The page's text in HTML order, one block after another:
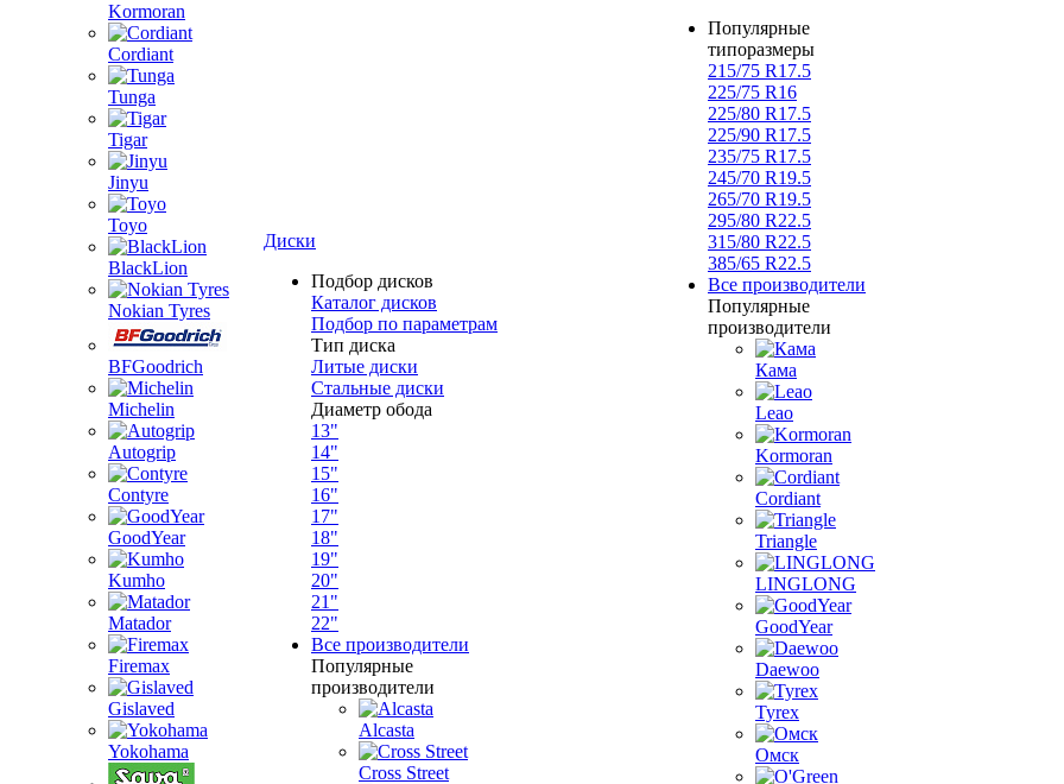
Kormoran
Cordiant
Tunga
Tigar
Jinyu
Toyo
BlackLion
Nokian Tyres
BFGoodrich
Michelin
Autogrip
Contyre
GoodYear
Kumho
Matador
Firemax
Gislaved
Yokohama
Диски
Подбор дисков
Каталог дисков
Подбор по параметрам
Тип диска
Литые диски
Стальные диски
Диаметр обода
13"
14"
15"
16"
17"
18"
19"
20"
21"
22"
Все производители
Популярные
производители
Alcasta
Cross Street
Популярные
типоразмеры
215/75 R17.5
225/75 R16
225/80 R17.5
225/90 R17.5
235/75 R17.5
245/70 R19.5
265/70 R19.5
295/80 R22.5
315/80 R22.5
385/65 R22.5
Все производители
Популярные
производители
Кама
Leao
Kormoran
Cordiant
Triangle
LINGLONG
GoodYear
Daewoo
Tyrex
Омск